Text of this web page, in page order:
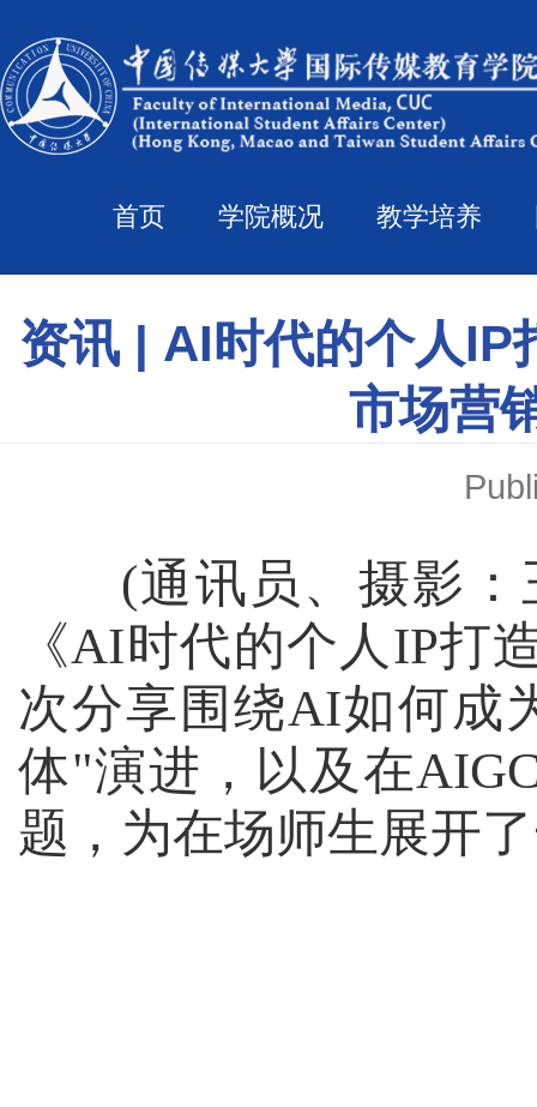
首页 学院概况 教学培养
资讯 | AI时代的个人
市场营
(通讯员、摄影
《AI时代的个人 IP打
次分享围绕AI如何成
体"演进，以及在
题，为在场师生展开